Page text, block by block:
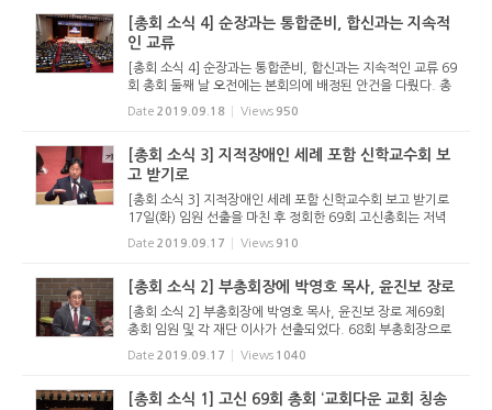
[총회 소식 4] 순장과는 통합준비, 합신과는 지속적
인 교류
[총회 소식 4] 순장과는 통합준비, 합신과는 지속적인 교류 69
회 총회 둘째 날 오전에는 본회의에 배정된 안건을 다뤘다. 총
회 임원회가 발의한 ‘순장 총회와의 교류추진위원회’를 ‘순장
총회와의 통합준비위원회’로 명칭 변경 청원 ...
Date 2019.09.18 Views 950
[총회 소식 3] 지적장애인 세례 포함 신학교수회 보
고 받기로
[총회 소식 3] 지적장애인 세례 포함 신학교수회 보고 받기로
17일(화) 임원 선출을 마친 후 정회한 69회 고신총회는 저녁
7시에 속회하여 유안건을 다뤘다. 유안건은 68회 총회가 상비
부 및 고려신학대학원 교수회에 맡긴 안건들이다. 미래정책연
Date 2019.09.17 Views 910
[총회 소식 2] 부총회장에 박영호 목사, 윤진보 장로
[총회 소식 2] 부총회장에 박영호 목사, 윤진보 장로 제69회
총회 임원 및 각 재단 이사가 선출되었다. 68회 부총회장으로
섬긴 신수인 목사가 69회 총회장에 선출되었으며, 임원 선거
의 경우 장로부총회장을 제외한 나머지 임원은 단독입후보로
Date 2019.09.17 Views 1040
[총회 소식 1] 고신 69회 총회 ‘교회다운 교회 칭송